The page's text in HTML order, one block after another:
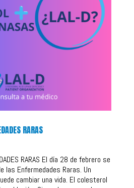
RARAS
RARAS El día 28 de febrero se
las Enfermedades Raras. Un
cambiar una vida. El colesterol